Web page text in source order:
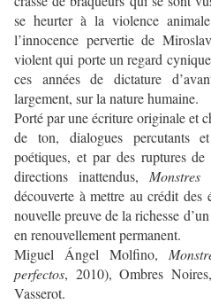
se heurter à la violence
l’innocence pervertie de
violent qui porte un regard
ces années de dictature
largement, sur la nature humaine.
Porté par une écriture originale et
de ton, dialogues percutants
poétiques, et par des ruptures
directions inattendus,
découverte à mettre au crédit
nouvelle preuve de la richesse
en renouvellement permanent.
Miguel Ángel Molfino,
perfectos, 2010), Ombres
Vasserot.